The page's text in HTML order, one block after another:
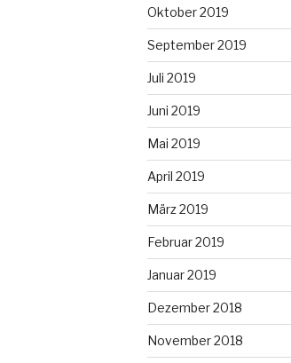
Oktober 2019
September 2019
Juli 2019
Juni 2019
Mai 2019
April 2019
März 2019
Februar 2019
Januar 2019
Dezember 2018
November 2018